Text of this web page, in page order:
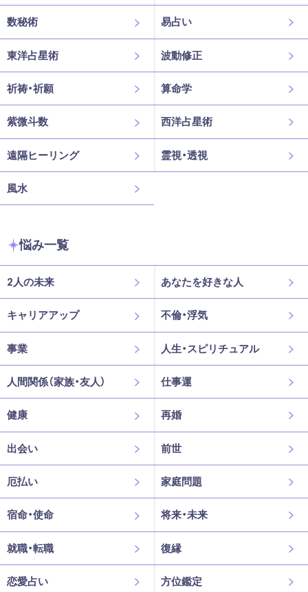
数秘術 易占い
東洋占星術 波動修正
祈祷・祈願 算命学
紫微斗数 西洋占星術
遠隔ヒーリング 霊視・透視
風水
悩み一覧
2人の未来 あなたを好きな人
キャリアアップ 不倫・浮気
事業 人生・スピリチュアル
人間関係（家族・友人） 仕事運
健康 再婚
出会い 前世
厄払い 家庭問題
宿命・使命 将来・未来
就職・転職 復縁
恋愛占い 方位鑑定